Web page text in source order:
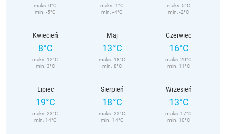
maks. 0°C
min. -5°C
maks. 1°C
min. -4°C
maks. 5°C
min. -2°C
Kwiecień
8°C
maks. 12°C
min. 3°C
Maj
13°C
maks. 18°C
min. 8°C
Czerwiec
16°C
maks. 20°C
min. 11°C
Lipiec
19°C
maks. 23°C
min. 14°C
Sierpień
18°C
maks. 22°C
min. 14°C
Wrzesień
13°C
maks. 17°C
min. 10°C